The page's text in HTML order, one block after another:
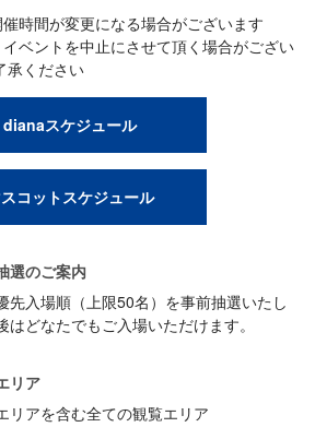
時間が変更になる場合がございます
ベントを中止にさせて頂く場合がござい
承ください
dianaスケジュール
コットスケジュール
選のご案内
先入場順（上限50名）を事前抽選いたし
どなたでもご入場いただけます。
リア
リアを含む全ての観覧エリア